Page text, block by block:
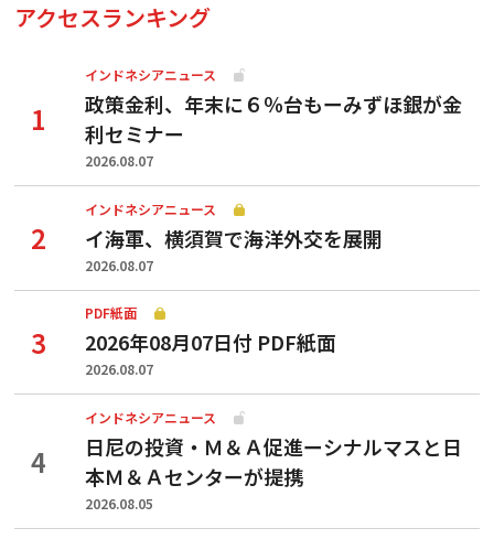
アクセスランキング
インドネシアニュース
政策金利、年末に６％台もーみずほ銀が金
利セミナー
2026.08.07
インドネシアニュース
イ海軍、横須賀で海洋外交を展開
2026.08.07
PDF紙面
2026年08月07日付 PDF紙面
2026.08.07
インドネシアニュース
日尼の投資・Ｍ＆Ａ促進ーシナルマスと日
本Ｍ＆Ａセンターが提携
2026.08.05